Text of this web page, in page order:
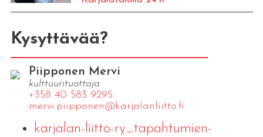
Kysyttävää?
Piipponen Mervi
kulttuurituottaja
+358 40 583 9295
mervi.​piipponen@​kar​jala​nlii​tto.​fi
karjalan-liitto-ry_tapahtumien-